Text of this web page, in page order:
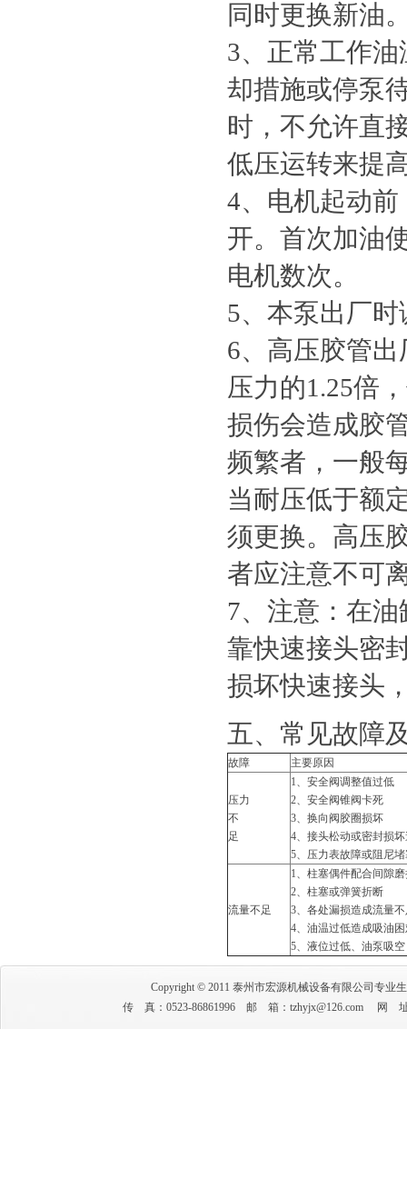
同时更换新油
3、正常工作
却措施或停泵
时，不允许直
低压运转来提
4、电机起动
开。首次加油
电机数次。
5、本泵出厂
6、高压胶管
压力的1.25倍
损伤会造成胶
频繁者，一般
当耐压低于额
须更换。高压
者应注意不可
7、注意：在
靠快速接头密
损坏快速接头
五、常见故障
故障 主要原因
压力
不
足
1、安全阀调整值过低
2、安全阀锥阀卡死
3、换向阀胶圈损坏
4、接头松动或密封损
5、压力表故障或阻尼
流量不足
1、柱塞偶件配合间隙
2、柱塞或弹簧折断
3、各处漏损造成流量
4、油温过低造成吸油
5、液位过低、油泵吸空
Copyright © 2011 泰州市宏源机械设备有限公司专业
传 真：0523-86861996 邮 箱：tzhyjx@126.com 网